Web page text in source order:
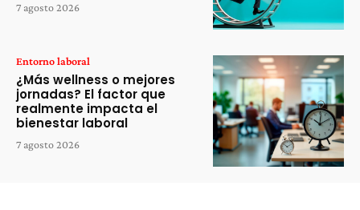
7 agosto 2026
Entorno laboral
¿Más wellness o mejores
jornadas? El factor que
realmente impacta el
bienestar laboral
7 agosto 2026